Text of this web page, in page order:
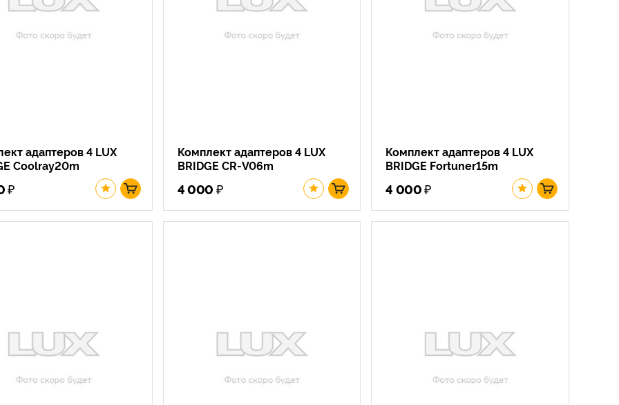
адаптеров 4 LUX
Coolray20m
₽
Комплект адаптеров 4 LUX
BRIDGE CR-V06m
4 000 ₽
Комплект адаптеров 4 LUX
BRIDGE Fortuner15m
4 000₽